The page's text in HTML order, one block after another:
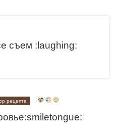
съем :laughing:
рецепта